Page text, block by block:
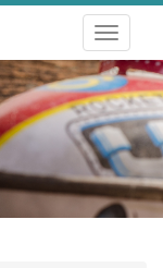
Toggle